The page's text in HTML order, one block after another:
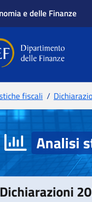
Analisi
Dichiarazioni